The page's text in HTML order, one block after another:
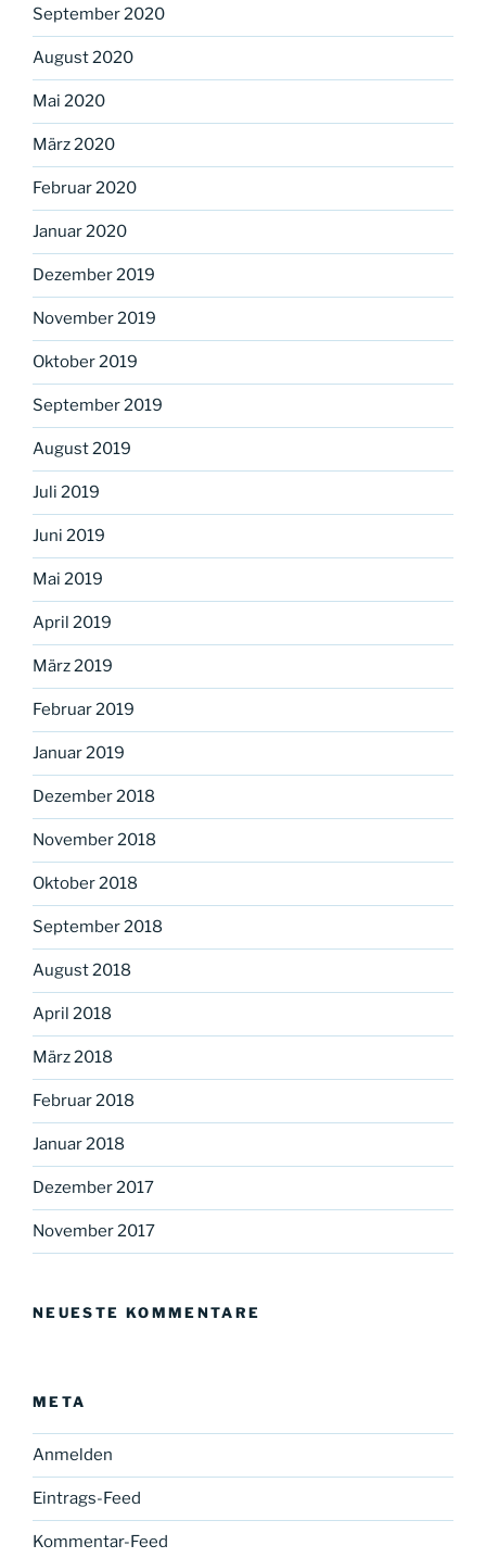
September 2020
August 2020
Mai 2020
März 2020
Februar 2020
Januar 2020
Dezember 2019
November 2019
Oktober 2019
September 2019
August 2019
Juli 2019
Juni 2019
Mai 2019
April 2019
März 2019
Februar 2019
Januar 2019
Dezember 2018
November 2018
Oktober 2018
September 2018
August 2018
April 2018
März 2018
Februar 2018
Januar 2018
Dezember 2017
November 2017
NEUESTE KOMMENTARE
META
Anmelden
Eintrags-Feed
Kommentar-Feed